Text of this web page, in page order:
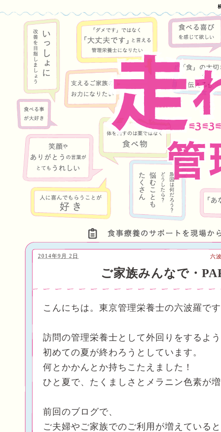
ご家族みんなで・
2014年9月 2日 六
こんにちは。東京管理栄養士の六波羅で
訪問の管理栄養士として外回りをするよ
初めての夏が終わろうとしています。
何とかかんとか持ちこたえました！
ひと夏で、たくましさとメラニン色素が
前回のブログで、
ご夫婦やご家族でのご利用が増えている